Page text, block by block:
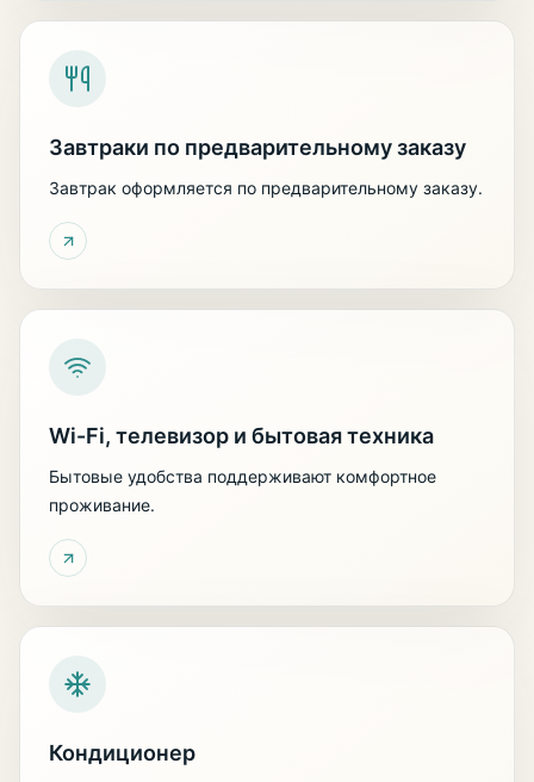
Завтраки по предварительному заказу
Завтрак оформляется по предварительному заказу.
Wi-Fi, телевизор и бытовая техника
Бытовые удобства поддерживают комфортное
проживание.
Кондиционер